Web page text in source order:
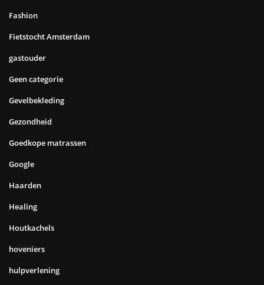
Fashion
Fietstocht Amsterdam
gastouder
Geen categorie
Gevelbekleding
Gezondheid
Goedkope matrassen
Google
Haarden
Healing
Houtkachels
hoveniers
hulpverlening